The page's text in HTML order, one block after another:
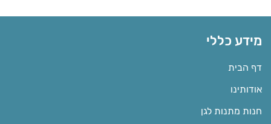
מידע כללי
דף הבית
אודותינו
חנות מתנות לגן